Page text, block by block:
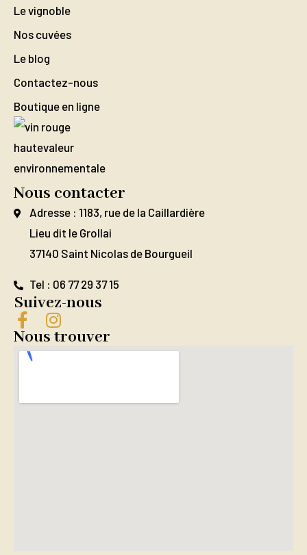
Le vignoble
Nos cuvées
Le blog
Contactez-nous
Boutique en ligne
Nous contacter
Adresse : 1183, rue de la Caillardière
Lieu dit le Grollai
37140 Saint Nicolas de Bourgueil
Tel : 06 77 29 37 15
Suivez-nous
Nous trouver